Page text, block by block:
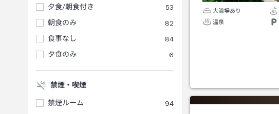
夕食/朝食付き
53
朝食のみ
82
食事なし
84
夕食のみ
6
禁煙・喫煙
禁煙ルーム
94
大浴場あり
温泉